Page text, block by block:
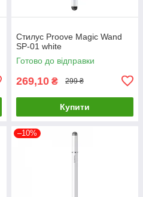
Стилус Proove Magic Wand
SP-01 white
Готово до відправки
269,10 ₴ 299 ₴
Купити
–10%